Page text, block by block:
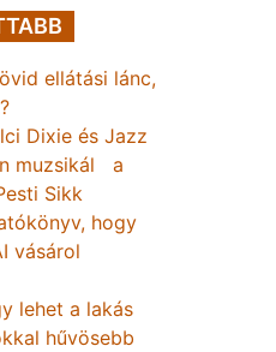
ellátási lánc,
Dixie és Jazz
muzsikál a
Sikk
hogy
vásárol
lehet a lakás
hűvösebb